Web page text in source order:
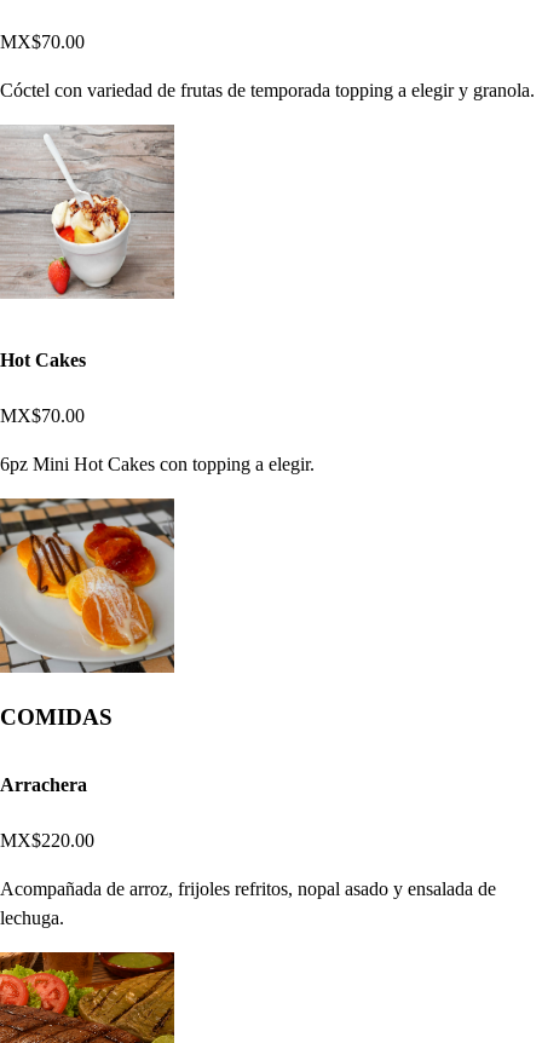
MX$70.00
Cóctel con variedad de frutas de temporada topping a elegir y granola.
Hot Cakes
MX$70.00
6pz Mini Hot Cakes con topping a elegir.
COMIDAS
Arrachera
MX$220.00
Acompañada de arroz, frijoles refritos, nopal asado y ensalada de
lechuga.